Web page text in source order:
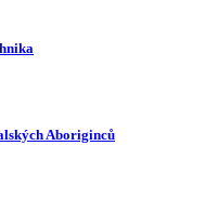
Aboriginců